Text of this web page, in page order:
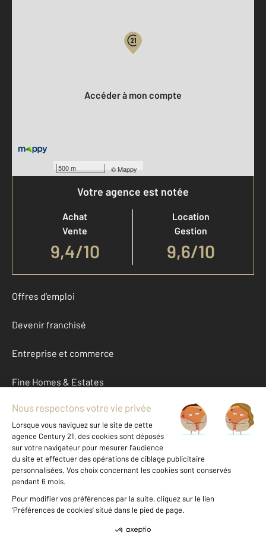
500 m ©Mappy
Accéder à mon compte
Votre agence est notée
Achat
Vente
9,4/10
Location
Gestion
9,6/10
Offres d'emploi
Devenir franchisé
Entreprise et commerce
Fine Homes & Estates
À propos
International
Nous contacter